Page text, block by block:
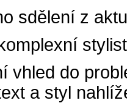
sdělení z
vhled do
a styl